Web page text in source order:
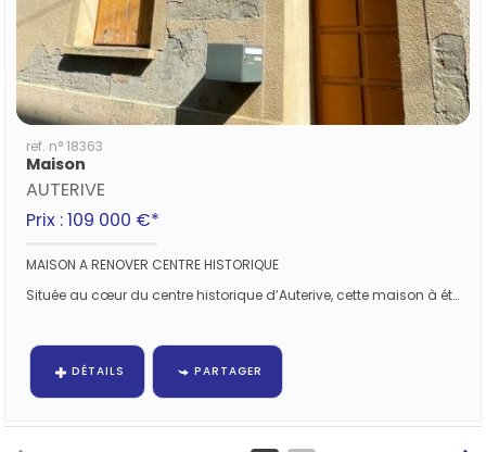
ref. n° 18363
Maison
AUTERIVE
Prix : 109 000 €*
MAISON A RENOVER CENTRE HISTORIQUE
Située au cœur du centre historique d’Auterive, cette maison à étage, mitoyenne sur deux côtés, est entièrement...
DÉTAILS PARTAGER